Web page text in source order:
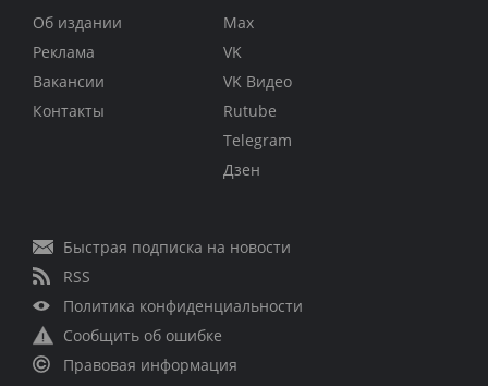
Об издании
Реклама
Вакансии
Контакты
Max
VK
VK Видео
Rutube
Telegram
Дзен
Быстрая подписка на новости
RSS
Политика конфиденциальности
Сообщить об ошибке
Правовая информация